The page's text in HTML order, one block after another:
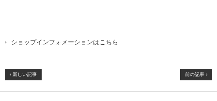
ショップインフォメーションはこちら
‹ 新しい記事 前の記事 ›